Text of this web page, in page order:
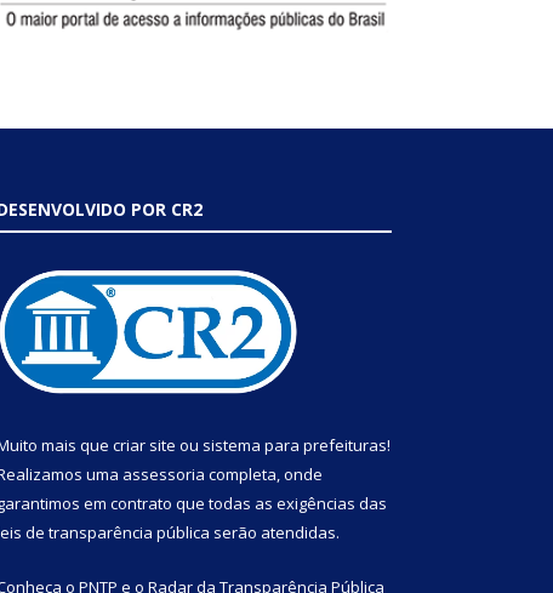
POR CR2
mais que criar site ou sistema para prefeituras!
uma assessoria completa, onde
em contrato que todas as exigências das
de transparência pública serão atendidas.
o PNTP e o Radar da Transparência Pública